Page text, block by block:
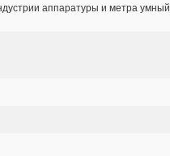
аппаратуры и метра умный